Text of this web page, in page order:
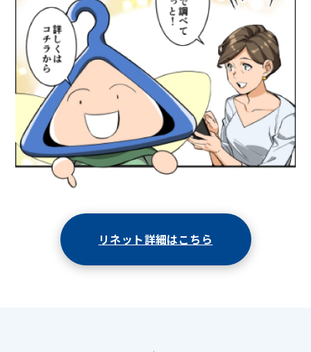
リネット詳細はこちら